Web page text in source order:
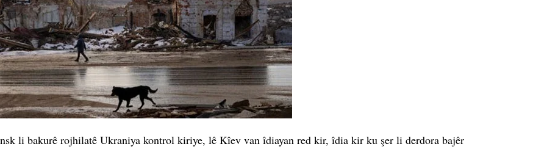
li bakurê rojhilatê Ukraniya kontrol kiriye, lê Kîev van îdiayan red kir, îdia kir ku şer li derdora bajêr